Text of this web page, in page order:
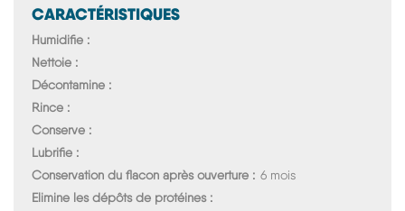
CARACTÉRISTIQUES
Humidifie
Nettoie
Décontamine
Rince
Conserve
Lubrifie
Conservation du flacon après ouverture
6 mois
Elimine les dépôts de protéines